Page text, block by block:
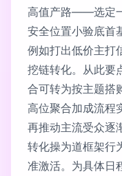
高值产路——选定
安全位置小验底首
例如打出低价主打
挖链转化。从此要
合可转为按主题搭
高位聚合加成流程
再推动主流受众逐
转化操为道框架行
准激活。为具体日